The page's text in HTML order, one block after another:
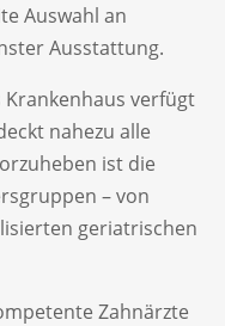
Auswahl an
Ausstattung.
Krankenhaus verfügt
nahezu alle
ist die
– von
geriatrischen
Zahnärzte